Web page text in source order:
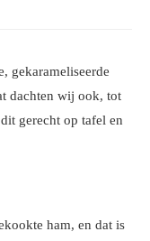
gekarameliseerde
dachten wij ook, tot
gerecht op tafel en
ham, en dat is